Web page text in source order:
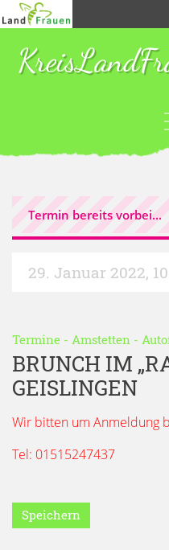
Termin bereits vorbei...
29. Januar 2022,
Termine - Amstetten -
BRUNCH IM
GEISLINGEN
Wir bitten um Anmeldung
Tel: 01515247437
Speichern